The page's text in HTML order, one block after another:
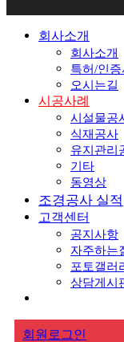
회사소개
회사소개
특허/인증
오시는길
시공사례
시설물공
식재공사
유지관리
기타
동영상
조경공사 실적
고객센터
공지사항
자주하는
포토갤러
상담게시
회원로그인